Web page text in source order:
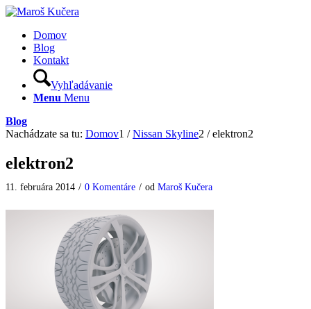
Domov
Blog
Kontakt
Vyhľadávanie
Menu Menu
Blog
Nachádzate sa tu: Domov1 / Nissan Skyline2 / elektron2
elektron2
11. februára 2014 / 0 Komentáre / od Maroš Kučera